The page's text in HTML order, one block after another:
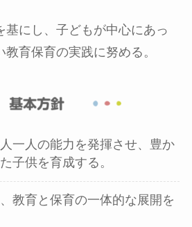
基にし、子どもが中心にあっ
育保育の実践に努める。
一人の能力を発揮させ、豊か
子供を育成する。
教育と保育の一体的な展開を